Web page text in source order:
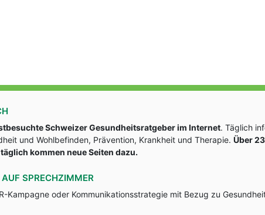
Schweizer Gesundheitsratgeber im Internet. Täglich
und Wohlbefinden, Prävention, Krankheit und Therapie. Über
kommen neue Seiten dazu.
SPRECHZIMMER
Kampagne oder Kommunikationsstrategie mit Bezug zu